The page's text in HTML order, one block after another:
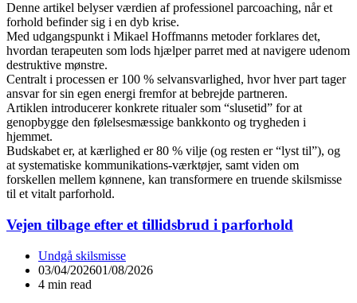
Denne artikel belyser værdien af professionel parcoaching, når et
forhold befinder sig i en dyb krise.
Med udgangspunkt i Mikael Hoffmanns metoder forklares det,
hvordan terapeuten som lods hjælper parret med at navigere udenom
destruktive mønstre.
Centralt i processen er 100 % selvansvarlighed, hvor hver part tager
ansvar for sin egen energi fremfor at bebrejde partneren.
Artiklen introducerer konkrete ritualer som “slusetid” for at
genopbygge den følelsesmæssige bankkonto og trygheden i
hjemmet.
Budskabet er, at kærlighed er 80 % vilje (og resten er “lyst til”), og
at systematiske kommunikations-værktøjer, samt viden om
forskellen mellem kønnene, kan transformere en truende skilsmisse
til et vitalt parforhold.
Vejen tilbage efter et tillidsbrud i parforhold
Undgå skilsmisse
03/04/202601/08/2026
4 min read